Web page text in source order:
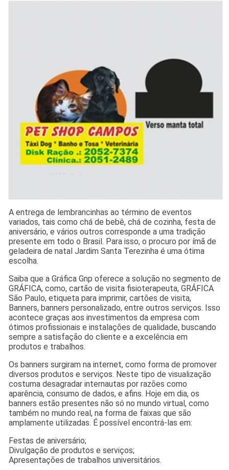
A entrega de lembrancinhas ao término de eventos
variados, tais como chá de bebê, chá de cozinha, festa de
aniversário, e vários outros corresponde a uma tradição
presente em todo o Brasil. Para isso, o procuro por ímã de
geladeira de natal Jardim Santa Terezinha é uma ótima
escolha.
Saiba que a Gráfica Gnp oferece a solução no segmento de
GRÁFICA, como, cartão de visita fisioterapeuta, GRÁFICA
São Paulo, etiqueta para imprimir, cartões de visita,
Banners, banners personalizado, entre outros serviços. Isso
acontece graças aos investimentos da empresa com
ótimos profissionais e instalações de qualidade, buscando
sempre a satisfação do cliente e a excelência em
produtos e trabalhos.
Os banners surgiram na internet, como forma de promover
diversos produtos e serviços. Neste tipo de visualização
costuma desagradar internautas por razões como
aparência, consumo de dados, e afins. Hoje em dia, os
banners estão presentes não só no mundo virtual, como
também no mundo real, na forma de faixas que são
amplamente utilizadas. É possível encontrá-las em:
Festas de aniversário;
Divulgação de produtos e serviços;
Apresentações de trabalhos universitários.